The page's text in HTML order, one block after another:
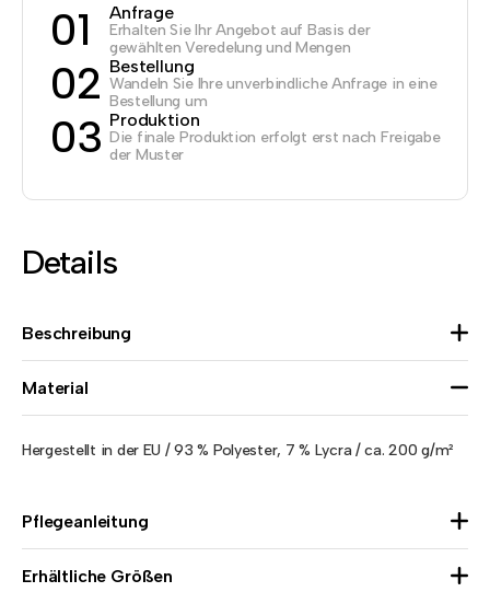
01 Anfrage
Erhalten Sie Ihr Angebot auf Basis der
gewählten Veredelung und Mengen
02 Bestellung
Wandeln Sie Ihre unverbindliche Anfrage in eine
Bestellung um
03 Produktion
Die finale Produktion erfolgt erst nach Freigabe
der Muster
Details
Beschreibung
Material
Hergestellt in der EU / 93 % Polyester, 7 % Lycra / ca. 200 g/m²
Pflegeanleitung
Erhältliche Größen